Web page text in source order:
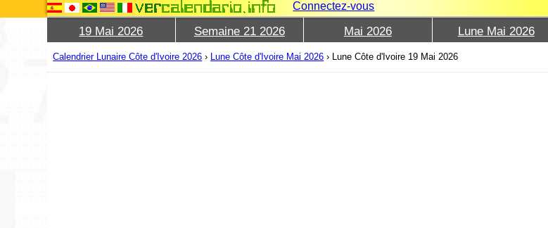
Connectez-vous
19 Mai 2026 Semaine 21 2026 Mai 2026 Lune Mai 2026
Calendrier Lunaire Côte d'Ivoire 2026 › Lune Côte d'Ivoire Mai 2026 › Lune Côte d'Ivoire 19 Mai 2026